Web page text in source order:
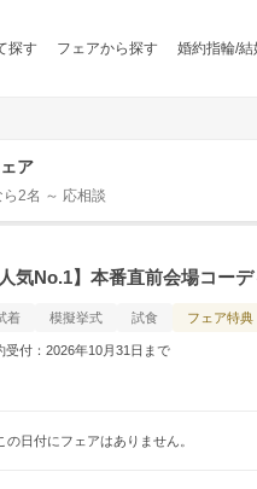
探す フェアから探す 婚約指輪/結
ア
2名 ～ 応相談
人気No.1】本番直前会場コー
着 模擬挙式 試食 フェア特典
受付：2026年10月31日まで
の日付にフェアはありません。